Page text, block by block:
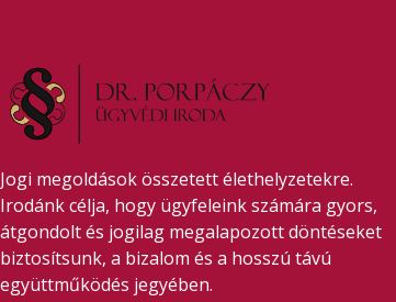
Jogi megoldások összetett élethelyzetekre.
Irodánk célja, hogy ügyfeleink számára gyors,
átgondolt és jogilag megalapozott döntéseket
biztosítsunk, a bizalom és a hosszú távú
együttműködés jegyében.